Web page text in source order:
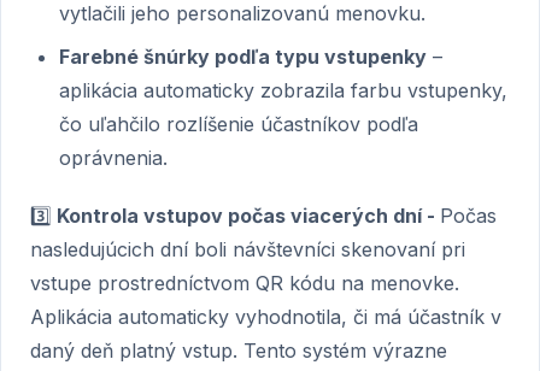
vytlačili jeho personalizovanú menovku.
Farebné šnúrky podľa typu vstupenky –
aplikácia automaticky zobrazila farbu vstupenky,
čo uľahčilo rozlíšenie účastníkov podľa
oprávnenia.
3️⃣ Kontrola vstupov počas viacerých dní - Počas
nasledujúcich dní boli návštevníci skenovaní pri
vstupe prostredníctvom QR kódu na menovke.
Aplikácia automaticky vyhodnotila, či má účastník v
daný deň platný vstup. Tento systém výrazne